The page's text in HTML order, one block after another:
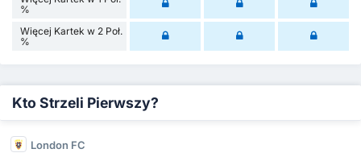
%
Więcej Kartek w 2 Poł.
%
Kto Strzeli Pierwszy?
London FC